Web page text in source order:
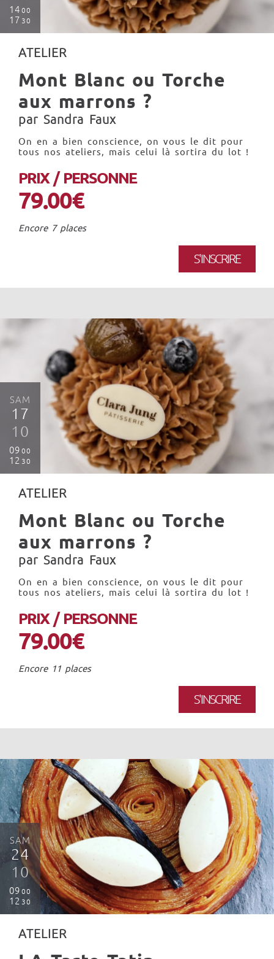
14 00
17 30
ATELIER
Mont Blanc ou Torche
aux marrons ?
par Sandra Faux
On en a bien conscience, on vous le dit pour
tous nos ateliers, mais celui là sortira du lot !
PRIX / PERSONNE
79.00€
Encore 7 places
S'INSCRIRE
SAM
17
10
09 00
12 30
ATELIER
Mont Blanc ou Torche
aux marrons ?
par Sandra Faux
On en a bien conscience, on vous le dit pour
tous nos ateliers, mais celui là sortira du lot !
PRIX / PERSONNE
79.00€
Encore 11 places
S'INSCRIRE
SAM
24
10
09 00
12 30
ATELIER